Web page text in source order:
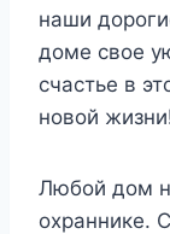
наши
доме свое
счастье в
новой
Любой дом
охраннике.